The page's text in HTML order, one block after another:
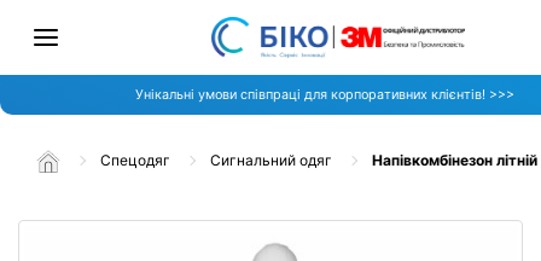
Унікальні умови співпраці для корпоративних клієнтів! >>>
Спецодяг Сигнальний одяг Напівкомбінезон